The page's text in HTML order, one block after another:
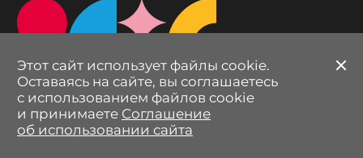
Оставьте заявку
Этот сайт использует файлы cookie.
Оставаясь на сайте, вы соглашаетесь
с использованием файлов cookie
и принимаете Соглашение
об использовании сайта